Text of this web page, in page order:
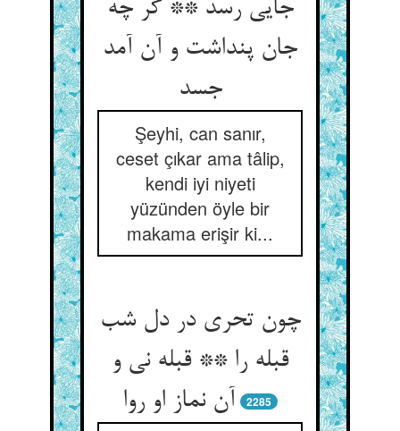
جایی رسد ** گر چه
جان پنداشت و آن آمد
جسد
Şeyhi, can sanır,
ceset çıkar ama tâlip,
kendi iyi niyeti
yüzünden öyle bir
makama erişir ki...
چون تحری در دل شب
قبله را ** قبله نی و
آن نماز او روا
2285